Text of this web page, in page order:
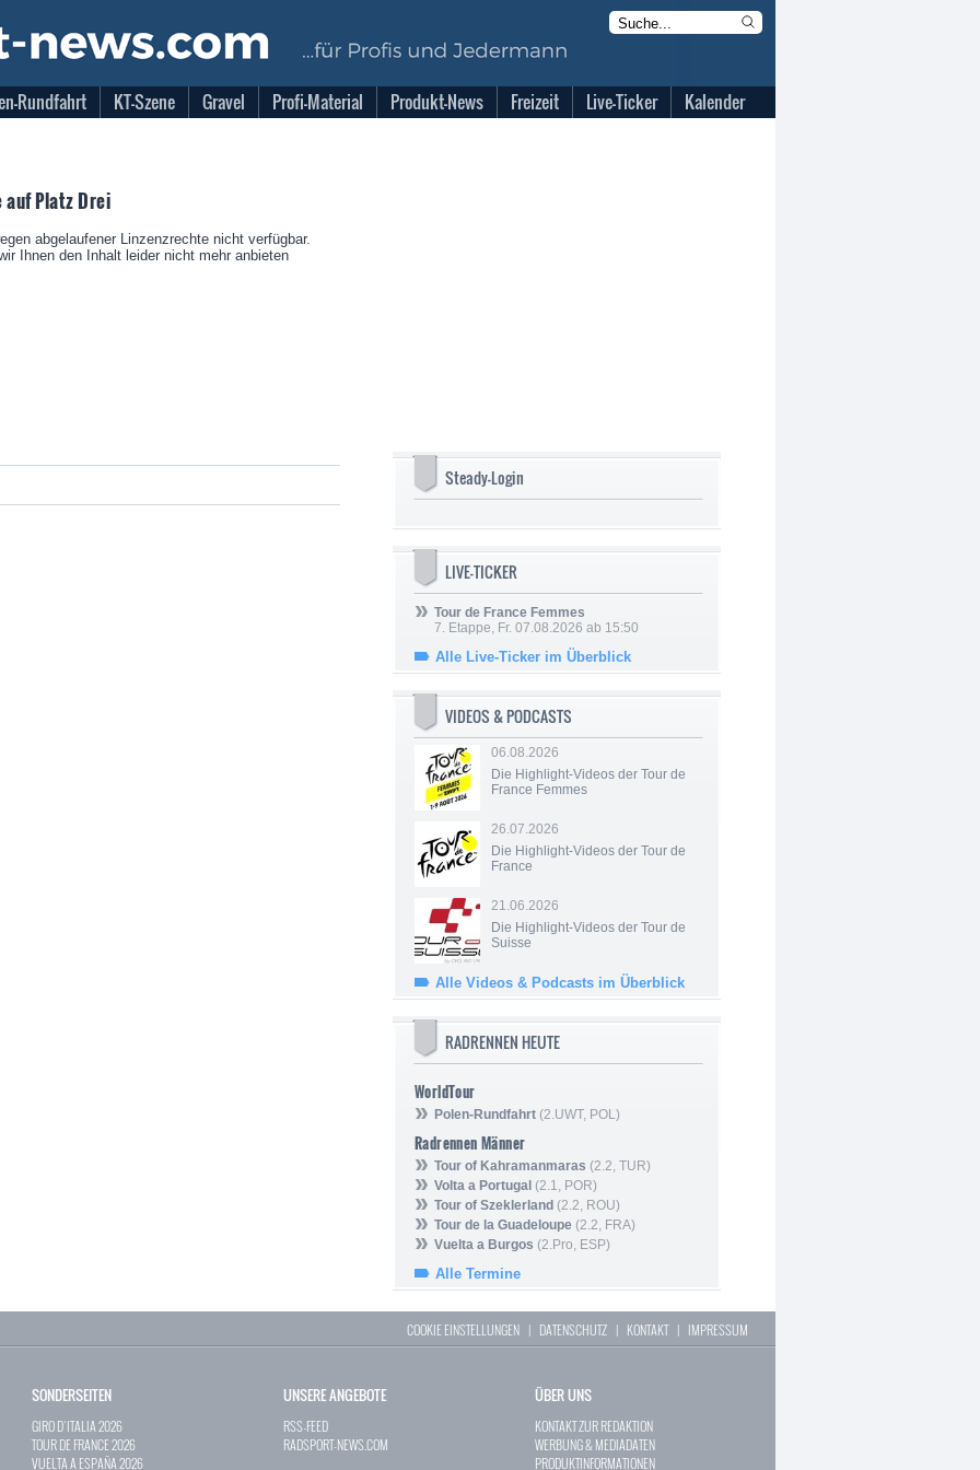
Rundfahrt KT-Szene Gravel Profi-Material Produkt-News Freizeit Live-Ticker Kalender
Platz Drei
abgelaufener Linzenzrechte nicht verfügbar.
Ihnen den Inhalt leider nicht mehr anbieten
Steady-Login
LIVE-TICKER
Tour de France Femmes
7. Etappe, Fr. 07.08.2026 ab 15:50
Alle Live-Ticker im Überblick
VIDEOS & PODCASTS
06.08.2026
Die Highlight-Videos der Tour de
France Femmes
26.07.2026
Die Highlight-Videos der Tour de
France
21.06.2026
Die Highlight-Videos der Tour de
Suisse
Alle Videos & Podcasts im Überblick
RADRENNEN HEUTE
WorldTour
Polen-Rundfahrt (2.UWT, POL)
Radrennen Männer
Tour of Kahramanmaras (2.2, TUR)
Volta a Portugal (2.1, POR)
Tour of Szeklerland (2.2, ROU)
Tour de la Guadeloupe (2.2, FRA)
Vuelta a Burgos (2.Pro, ESP)
Alle Termine
COOKIE EINSTELLUNGEN | DATENSCHUTZ | KONTAKT| IMPRESSUM
SONDERSEITEN
GIRO D`ITALIA 2026
TOUR DE FRANCE 2026
VUELTA A ESPAÑA 2026
UNSERE ANGEBOTE
RSS-FEED
RADSPORT-NEWS.COM
ÜBER UNS
KONTAKT ZUR REDAKTION
WERBUNG & MEDIADATEN
PRODUKTINFORMATIONEN